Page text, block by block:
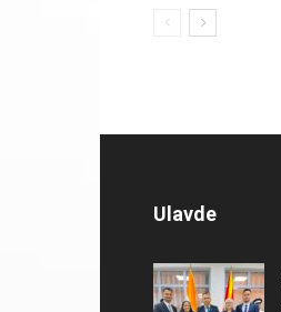
Ulavde